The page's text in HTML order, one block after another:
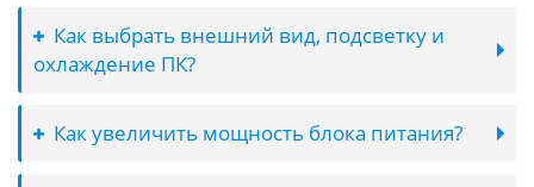
Как выбрать внешний вид, подсветку и
охлаждение ПК?
Как увеличить мощность блока питания?